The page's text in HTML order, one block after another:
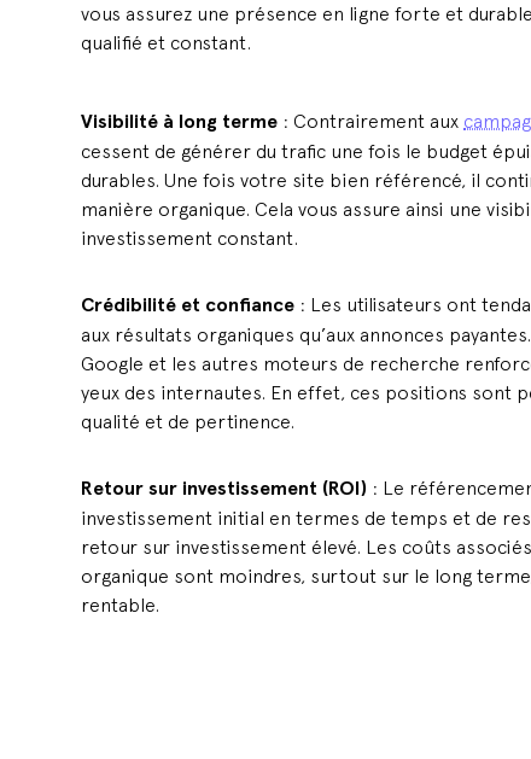
vous assurez une présence en ligne forte et
qualifié et constant.
Visibilité à long terme : Contrairement aux
cessent de générer du trafic une fois le budget
durables. Une fois votre site bien référencé, il
manière organique. Cela vous assure ainsi une
investissement constant.
Crédibilité et confiance : Les utilisateurs ont
aux résultats organiques qu’aux annonces
Google et les autres moteurs de recherche
yeux des internautes. En effet, ces positions sont
qualité et de pertinence.
Retour sur investissement (ROI) : Le
investissement initial en termes de temps et de
retour sur investissement élevé. Les coûts
organique sont moindres, surtout sur le long
rentable.